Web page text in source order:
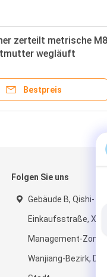
zerteilt metrische M8
wegläuft
Bestpreis
Folgen Sie uns
Gebäude B, Qishi-
Einkaufsstraße,
Management-Zone,
Wanjiang-Bezirk,